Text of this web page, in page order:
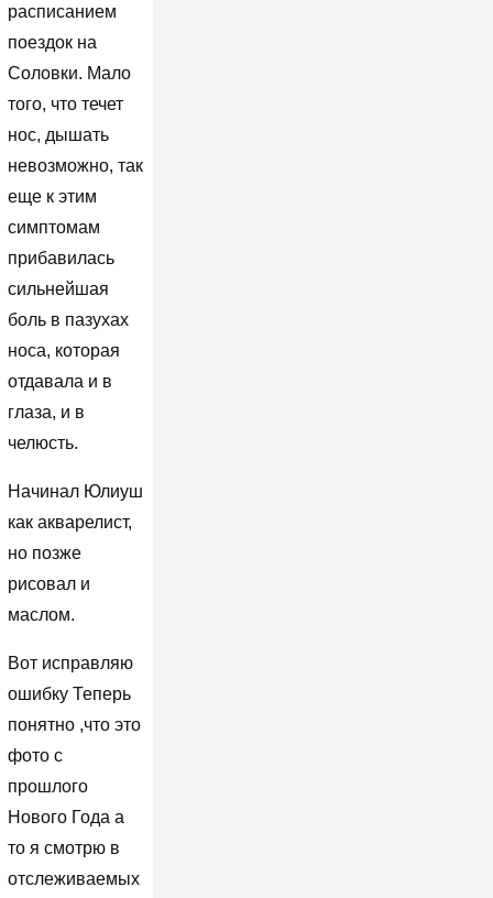
расписанием
поездок на
Соловки. Мало
того, что течет
нос, дышать
невозможно, так
еще к этим
симптомам
прибавилась
сильнейшая
боль в пазухах
носа, которая
отдавала и в
глаза, и в
челюсть.
Начинал Юлиуш
как акварелист,
но позже
рисовал и
маслом.
Вот исправляю
ошибку Теперь
понятно ,что это
фото с
прошлого
Нового Года а
то я смотрю в
отслеживаемых